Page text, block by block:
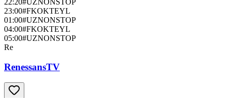
22:20#UZNONSTOP
23:00#FKOKTEYL
01:00#UZNONSTOP
04:00#FKOKTEYL
05:00#UZNONSTOP
Re
RenessansTV